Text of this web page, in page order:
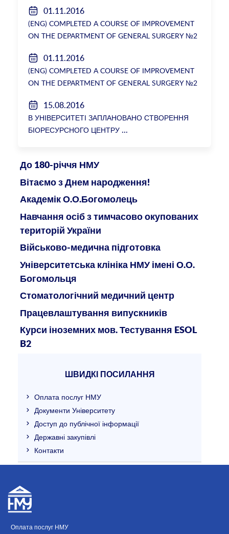
ректорки НМУ Катерини Амосової
01.11.2016
(ENG) COMPLETED A COURSE OF IMPROVEMENT
ON THE DEPARTMENT OF GENERAL SURGERY №2
01.11.2016
(ENG) COMPLETED A COURSE OF IMPROVEMENT
ON THE DEPARTMENT OF GENERAL SURGERY №2
15.08.2016
В УНІВЕРСИТЕТІ ЗАПЛАНОВАНО СТВОРЕННЯ
БІОРЕСУРСНОГО ЦЕНТРУ
До 180-річчя НМУ
Вітаємо з Днем народження!
Академік О.О.Богомолець
Навчання осіб з тимчасово окупованих
територій України
Військово-медична підготовка
Університетська клініка НМУ імені О.О.
Богомольця
Стоматологічний медичний центр
Працевлаштування випускників
Курси іноземних мов. Тестування ESOL
B2
ШВИДКІ ПОСИЛАННЯ
Оплата послуг НМУ
Документи Університету
Доступ до публічної інформації
Державні закупівлі
Контакти
Оплата послуг НМУ